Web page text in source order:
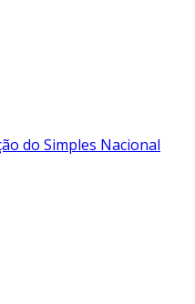
do Simples Nacional